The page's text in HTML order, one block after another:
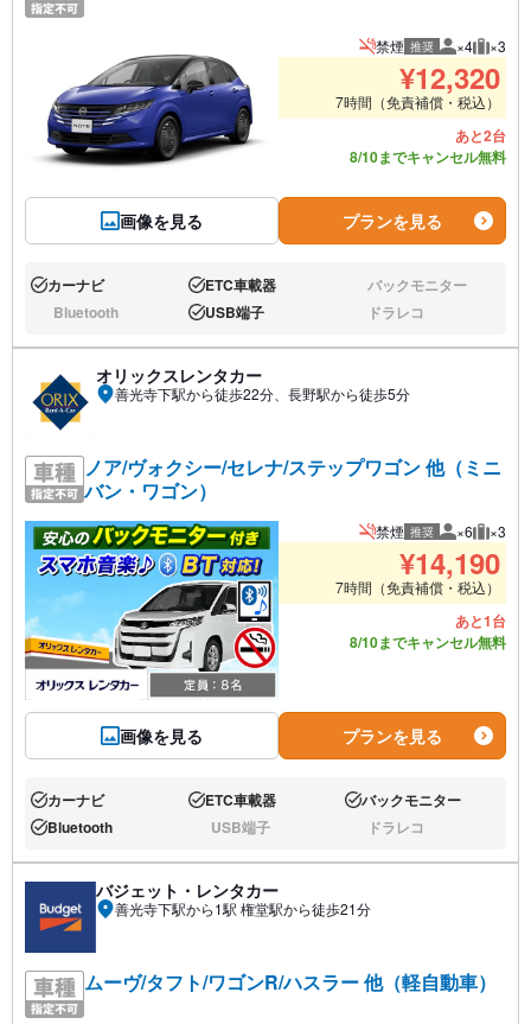
画像を見る
禁煙 推奨 推奨人数
×4 推奨
×3
¥12,320
7時間（免責補償・税込）
あと2台
8/10までキャンセル無料
プランを見る
あり:カーナビ あり:ETC車載器 なし:バックモニター
なし:Bluetooth あり:USB端子 なし:ドラレコ
オリックスレンタカー
善光寺下駅から徒歩22分、長野駅から徒歩5分
ノア/ヴォクシー/セレナ/ステップワゴン 他（ミニ
バン・ワゴン）
画像を見る
禁煙 推奨 推奨人数
×6 推奨
×3
¥14,190
7時間（免責補償・税込）
あと1台
8/10までキャンセル無料
プランを見る
あり:カーナビ あり:ETC車載器 あり:バックモニター
あり:Bluetooth なし:USB端子 なし:ドラレコ
バジェット・レンタカー
善光寺下駅から1駅 権堂駅から徒歩21分
ムーヴ/タフト/ワゴンR/ハスラー 他（軽自動車）